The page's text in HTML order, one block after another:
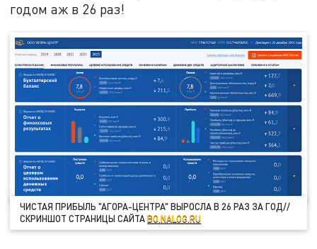
годом аж в 26 раз!
ЧИСТАЯ ПРИБЫЛЬ "АГОРА-ЦЕНТРА" ВЫРОСЛА В 26 РАЗ ЗА ГОД//
СКРИНШОТ СТРАНИЦЫ САЙТАBO.NALOG.RU